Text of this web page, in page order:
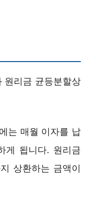
원리금 균등분할상
는 매월 이자를 납
게 됩니다. 원리금
상환하는 금액이